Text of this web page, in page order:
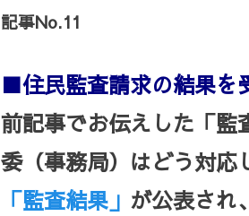
記事No.11
■住民監査請求の結果を
前記事でお伝えした「監
委（事務局）はどう対応
「監査結果」 が公表さ